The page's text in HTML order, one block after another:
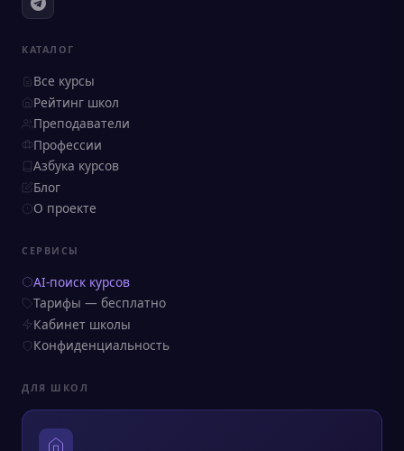
КАТАЛОГ
Все курсы
Рейтинг школ
Преподаватели
Профессии
Азбука курсов
Блог
О проекте
СЕРВИСЫ
AI-поиск курсов
Тарифы — бесплатно
Кабинет школы
Конфиденциальность
ДЛЯ ШКОЛ